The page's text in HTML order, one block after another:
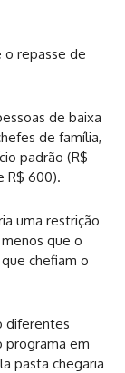
o repasse de
de baixa
de família,
padrão (R$
R$ 600).
uma restrição
que o
chefiam o
diferentes
em
pasta chegaria